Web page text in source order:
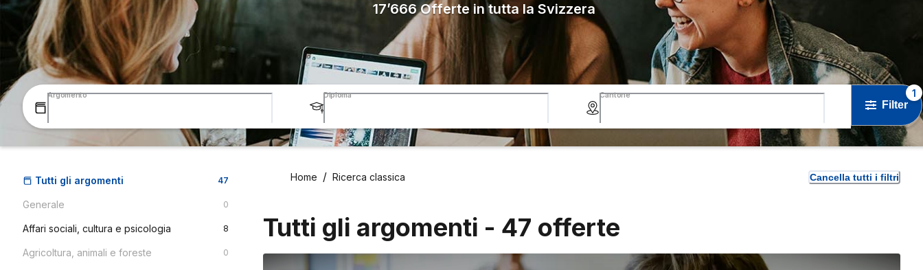
17’666 Offerte in tutta la Svizzera
Argomento Diploma Cantone
Filter
1
Tutti gli argomenti 47
Generale 0
Affari sociali, cultura e psicologia 8
Agricoltura, animali e foreste 0
Home Ricerca classica Cancella tutti i filtri
Tutti gli argomenti - 47 offerte